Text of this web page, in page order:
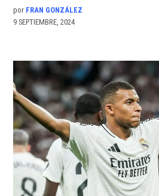
por FRAN GONZÁLEZ
9 SEPTIEMBRE, 2024